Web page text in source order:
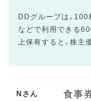
DDグループは、
などで利用できる
上保有すると、株主
Nさん
食事